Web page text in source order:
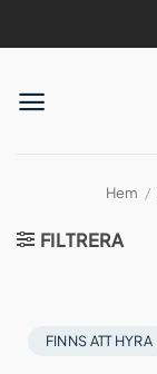
Hem /
FILTRERA
FINNS ATT HYRA